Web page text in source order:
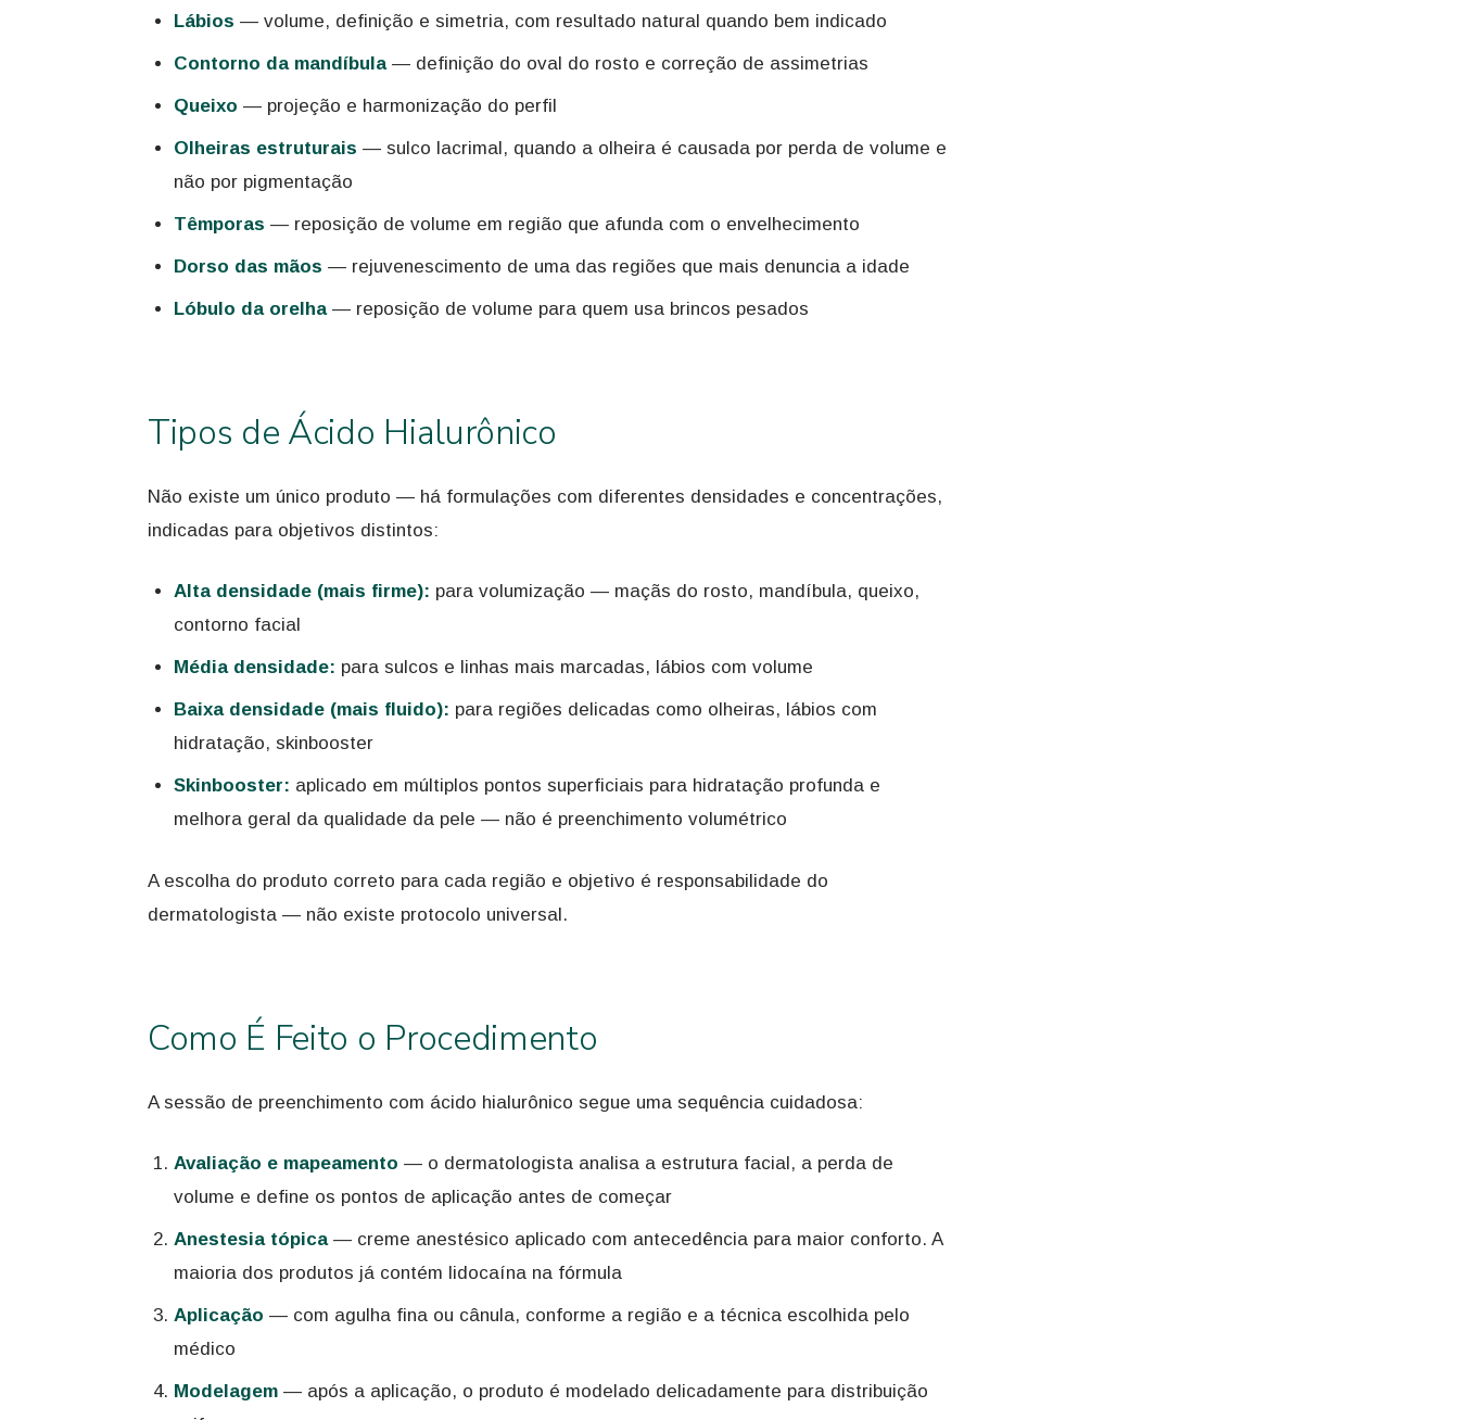
Lábios — volume, definição e simetria, com resultado natural quando bem indicado
Contorno da mandíbula— definição do oval do rosto e correção de assimetrias
Queixo — projeção e harmonização do perfil
Olheiras estruturais — sulco lacrimal, quando a olheira é causada por perda de volume e
não por pigmentação
Têmporas — reposição de volume em região que afunda com o envelhecimento
Dorso das mãos — rejuvenescimento de uma das regiões que mais denuncia a idade
Lóbulo da orelha— reposição de volume para quem usa brincos pesados
Tipos de Ácido Hialurônico
Não existe um único produto — há formulações com diferentes densidades e concentrações,
indicadas para objetivos distintos:
Alta densidade (mais firme): para volumização — maçãs do rosto, mandíbula, queixo,
contorno facial
Média densidade: para sulcos e linhas mais marcadas, lábios com volume
Baixa densidade (mais fluido): para regiões delicadas como olheiras, lábios com
hidratação, skinbooster
Skinbooster: aplicado em múltiplos pontos superficiais para hidratação profunda e
melhora geral da qualidade da pele — não é preenchimento volumétrico
A escolha do produto correto para cada região e objetivo é responsabilidade do
dermatologista — não existe protocolo universal.
Como É Feito o Procedimento
A sessão de preenchimento com ácido hialurônico segue uma sequência cuidadosa:
Avaliação e mapeamento — o dermatologista analisa a estrutura facial, a perda de
volume e define os pontos de aplicação antes de começar
Anestesia tópica— creme anestésico aplicado com antecedência para maior conforto. A
maioria dos produtos já contém lidocaína na fórmula
Aplicação — com agulha fina ou cânula, conforme a região e a técnica escolhida pelo
médico
Modelagem — após a aplicação, o produto é modelado delicadamente para distribuição